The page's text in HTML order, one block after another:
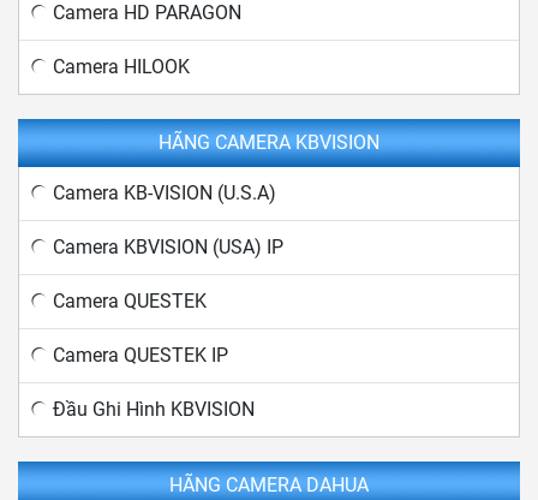
Camera HD PARAGON
Camera HILOOK
HÃNG CAMERA KBVISION
Camera KB-VISION (U.S.A)
Camera KBVISION (USA) IP
Camera QUESTEK
Camera QUESTEK IP
Đầu Ghi Hình KBVISION
HÃNG CAMERA DAHUA